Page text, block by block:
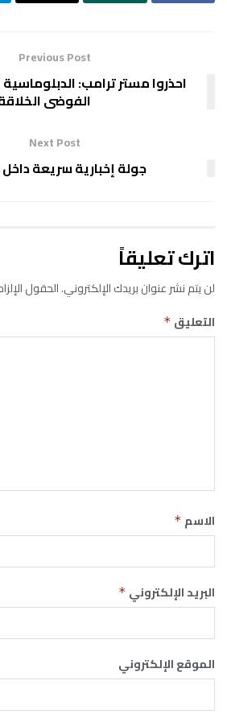
Previous Post
احذروا مستر ترامب:
الفوضى
Next Post
جولة إخبارية سريعة
اترك تعليقاً
لن يتم نشر عنوان بريدك الإلكتروني.الحقول
التعليق *
الاسم *
البريد الإلكتروني *
الموقع الإلكتروني